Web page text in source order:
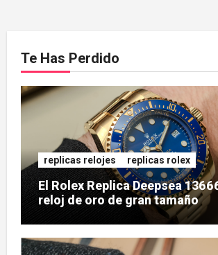
Te Has Perdido
replicas relojes replicas rolex
El Rolex Replica Deepsea
reloj de oro de gran tamaño